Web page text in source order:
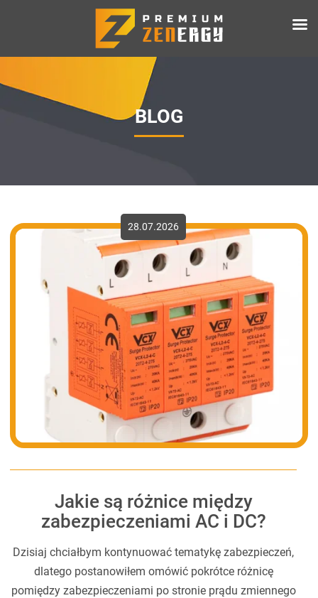
BLOG
28.07.2026
Jakie są różnice między
zabezpieczeniami AC i DC?
Dzisiaj chciałbym kontynuować tematykę zabezpieczeń,
dlatego postanowiłem omówić pokrótce różnicę
pomiędzy zabezpieczeniami po stronie prądu zmiennego